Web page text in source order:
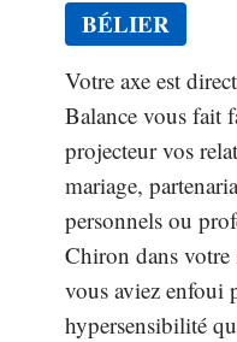
BÉLIER
Votre axe est
Balance vous fait
projecteur vos
mariage,
personnels ou
Chiron dans votre
vous aviez enfoui
hypersensibilité